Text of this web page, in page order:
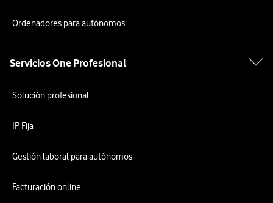
Ordenadores para autónomos
Servicios One Profesional
Solución profesional
IP Fija
Gestión laboral para autónomos
Facturación online